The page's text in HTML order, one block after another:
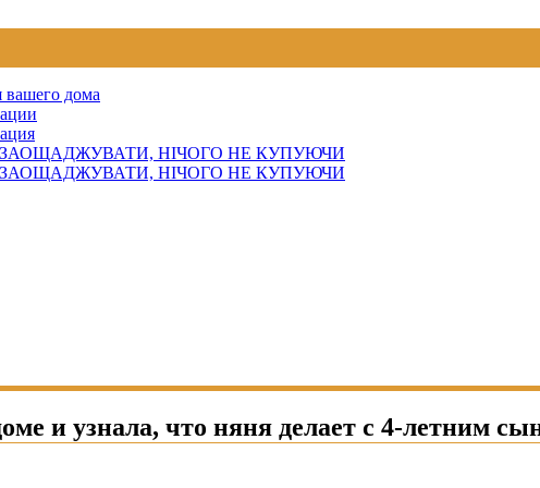
вашего дома
НІЧОГО НЕ КУПУЮЧИ
НІЧОГО НЕ КУПУЮЧИ
и узнала, что няня делает с 4-летним